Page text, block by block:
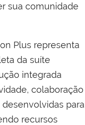
sua comunidade
Plus representa
da suíte
integrada
colaboração
para
recursos